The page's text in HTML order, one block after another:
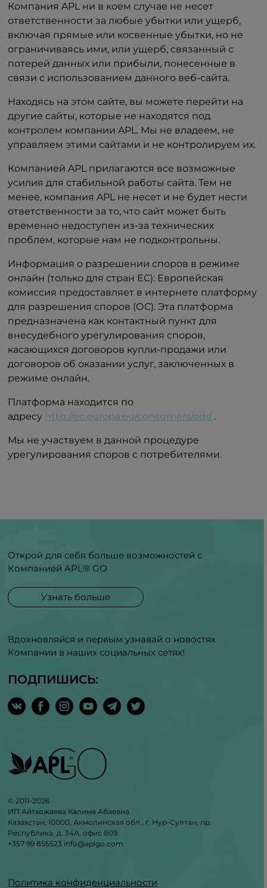
Компания APL ни в коем случае не несет
ответственности за любые убытки или ущерб,
включая прямые или косвенные убытки, но не
ограничиваясь ими, или ущерб, связанный с
потерей данных или прибыли, понесенные в
связи с использованием данного веб-сайта.
Находясь на этом сайте, вы можете перейти на
другие сайты, которые не находятся под
контролем компании APL. Мы не владеем, не
управляем этими сайтами и не контролируем их.
Компанией APL прилагаются все возможные
усилия для стабильной работы сайта. Тем не
менее, компания APL не несет и не будет нести
ответственности за то, что сайт может быть
временно недоступен из-за технических
проблем, которые нам не подконтрольны.
Информация о разрешении споров в режиме
онлайн (только для стран ЕС): Европейская
комиссия предоставляет в интернете платформу
для разрешения споров (ОС). Эта платформа
предназначена как контактный пункт для
внесудебного урегулирования споров,
касающихся договоров купли-продажи или
договоров об оказании услуг, заключенных в
режиме онлайн.
Платформа находится по
адресу http://ec.europa.eu/consumers/odr/.
Мы не участвуем в данной процедуре
урегулирования споров с потребителями.
Открой для себя больше возможностей с
Компанией APL® GO
Узнать больше
Вдохновляйся и первым узнавай о новостях
Компании в наших социальных сетях!
ПОДПИШИСЬ:
© 2011-2026
ИП Айтхожаева Калима Абаевна
Казахстан, 10000, Акмолинская обл., г. Нур-Султан, пр.
Республика, д. 34А, офис 809.
+357 99 855523 info@aplgo.com
Политика конфиденциальности